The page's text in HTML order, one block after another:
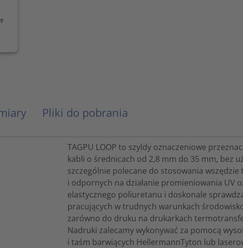
Pliki do pobrania
TAGPU LOOP to szyldy oznaczeniowe
kabli o średnicach od 2,8 mm do 35 mm, bez
szczególnie polecane do stosowania
i odpornych na działanie promieniowania UV
elastycznego poliuretanu i doskonale
pracujących w trudnych warunkach
zarówno do druku na drukarkach
Nadruki zalecamy wykonywać za pomocą
i taśm barwiących HellermannTyton lub